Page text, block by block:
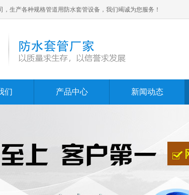
生产各种规格管道用防水套管设备，我们竭诚为您服务！
们 产品中心 新闻动态